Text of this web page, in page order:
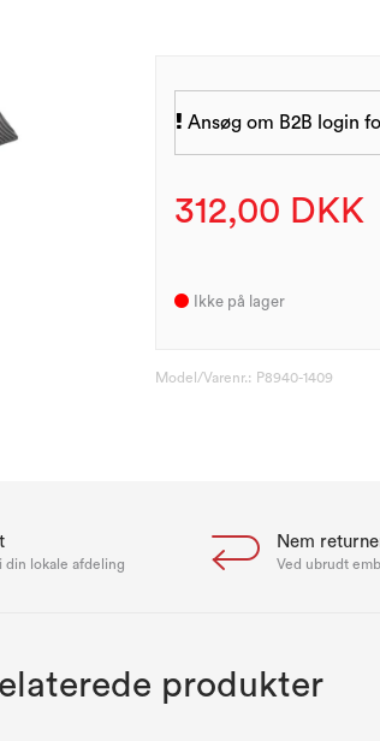
Ansøg om B2B login
312,00 DKK
Ikke på lager
Model/Varenr.: P8940-1409
din lokale afdeling
Nem
Ved ubrudt
produkter